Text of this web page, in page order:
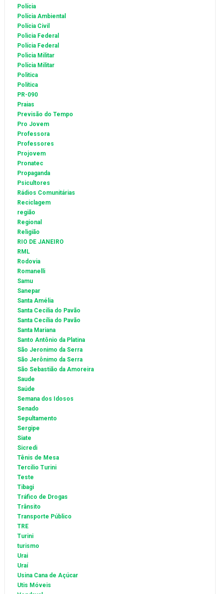
Polícia
Polícia Ambiental
Polícia Civil
Policia Federal
Polícia Federal
Policia Militar
Polícia Militar
Politica
Política
PR-090
Praias
Previsão do Tempo
Pro Jovem
Professora
Professores
Projovem
Pronatec
Propaganda
Psicultores
Rádios Comunitárias
Reciclagem
região
Regional
Religião
RIO DE JANEIRO
RML
Rodovia
Romanelli
Samu
Sanepar
Santa Amélia
Santa Cecilia do Pavão
Santa Cecília do Pavão
Santa Mariana
Santo Antônio da Platina
São Jeronimo da Serra
São Jerônimo da Serra
São Sebastião da Amoreira
Saude
Saúde
Semana dos Idosos
Senado
Sepultamento
Sergipe
Siate
Sicredi
Tênis de Mesa
Tercilio Turini
Teste
Tibagi
Tráfico de Drogas
Trânsito
Transporte Público
TRE
Turini
turismo
Urai
Uraí
Usina Cana de Açúcar
Utis Móveis